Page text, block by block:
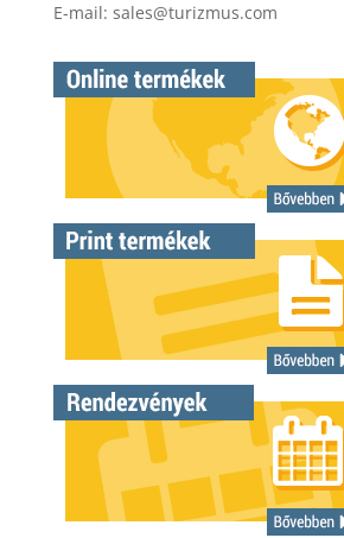
E-mail: sales@turizmus.com